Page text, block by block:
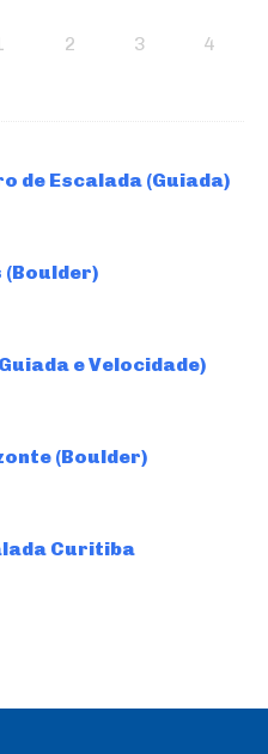
2 3 4
de Escalada (Guiada)
(Boulder)
e Velocidade)
(Boulder)
Curitiba